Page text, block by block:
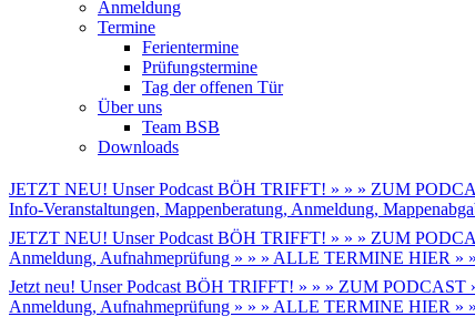
Anmeldung
Termine
Ferientermine
Prüfungstermine
Tag der offenen Tür
Über uns
Team BSB
Downloads
JETZT NEU! Unser Podcast BÖH TRIFFT! » » » ZUM
Info-Veranstaltungen, Mappenberatung, Anmeldung,
JETZT NEU! Unser Podcast BÖH TRIFFT! » » » ZUM
Anmeldung, Aufnahmeprüfung » » » ALLE TERMINE HIER »
Jetzt neu! Unser Podcast BÖH TRIFFT! » » » ZUM PODCAST
Anmeldung, Aufnahmeprüfung » » » ALLE TERMINE HIER »